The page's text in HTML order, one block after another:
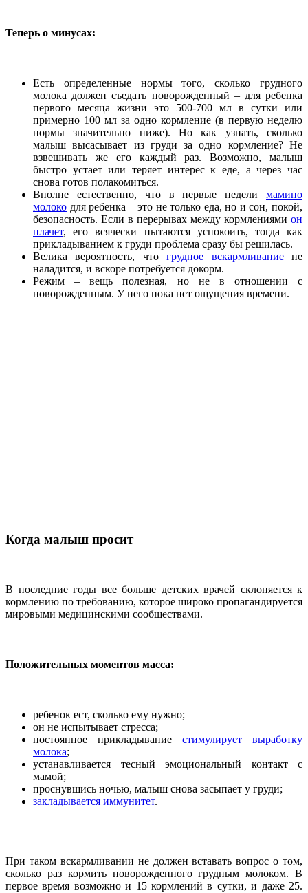
Теперь о минусах:
Есть определенные нормы того, сколько грудного
молока должен съедать новорожденный – для ребенка
первого месяца жизни это 500-700 мл в сутки или
примерно 100 мл за одно кормление (в первую неделю
нормы значительно ниже). Но как узнать, сколько
малыш высасывает из груди за одно кормление? Не
взвешивать же его каждый раз. Возможно, малыш
быстро устает или теряет интерес к еде, а через час
снова готов полакомиться.
Вполне естественно, что в первые недели мамино
молоко для ребенка – это не только еда, но и сон, покой,
безопасность. Если в перерывах между кормлениями он
плачет, его всячески пытаются успокоить, тогда как
прикладыванием к груди проблема сразу бы решилась.
Велика вероятность, чтогрудное вскармливаниене
наладится, и вскоре потребуется докорм.
Режим – вещь полезная, но не в отношении с
новорожденным. У него пока нет ощущения времени.
Когда малыш просит
В последние годы все больше детских врачей склоняется к
кормлению по требованию, которое широко пропагандируется
мировыми медицинскими сообществами.
Положительных моментов масса:
ребенок ест, сколько ему нужно;
он не испытывает стресса;
постоянное прикладывание стимулирует выработку
молока;
устанавливается тесный эмоциональный контакт с
мамой;
проснувшись ночью, малыш снова засыпает у груди;
закладывается иммунитет.
При таком вскармливании не должен вставать вопрос о том,
сколько раз кормить новорожденного грудным молоком. В
первое время возможно и 15 кормлений в сутки, и даже 25.